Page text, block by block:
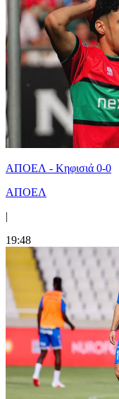
ΑΠΟΕΛ - Κηφισιά 0-0
ΑΠΟΕΛ
|
19:48